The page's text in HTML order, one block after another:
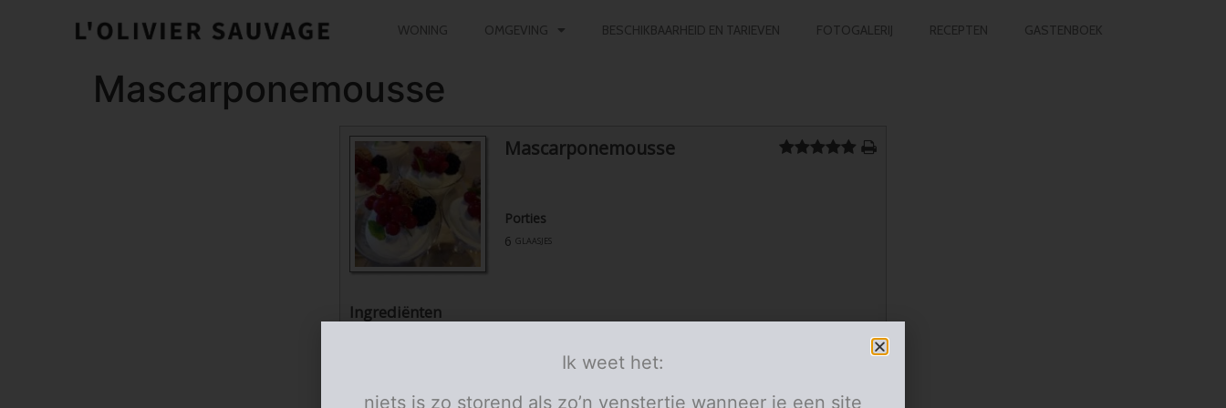
WONING OMGEVING BESCHIKBAARHEID EN TARIEVEN FOTOGALERIJ RECEPTEN GASTENBOEK
Mascarponemousse
Mascarponemousse
Porties
6 glaasjes
Ingrediënten
Ik weet het:
niets is zo storend als zo’n venstertje wanneer je een site